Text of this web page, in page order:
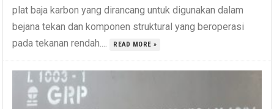
plat baja karbon yang dirancang untuk digunakan dalam
bejana tekan dan komponen struktural yang beroperasi
pada tekanan rendah....
READ MORE »